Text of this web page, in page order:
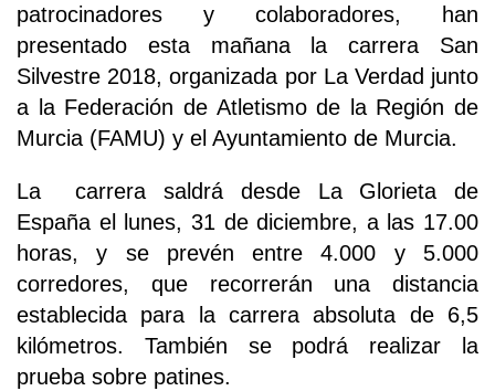
patrocinadores y colaboradores, han
presentado esta mañana la carrera San
Silvestre 2018, organizada por La Verdad junto
a la Federación de Atletismo de la Región de
Murcia (FAMU) y el Ayuntamiento de Murcia.
La carrera saldrá desde La Glorieta de
España el lunes, 31 de diciembre, a las 17.00
horas, y se prevén entre 4.000 y 5.000
corredores, que recorrerán una distancia
establecida para la carrera absoluta de 6,5
kilómetros. También se podrá realizar la
prueba sobre patines.